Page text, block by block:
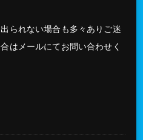
られない場合も多々ありご迷
はメールにてお問い合わせく